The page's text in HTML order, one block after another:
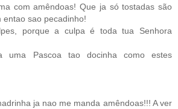
com amêndoas! Que ja só tostadas são
entao sao pecadinho!
porque a culpa é toda tua Senhora
uma Pascoa tao docinha como estes
ja nao me manda amêndoas!!! A ver